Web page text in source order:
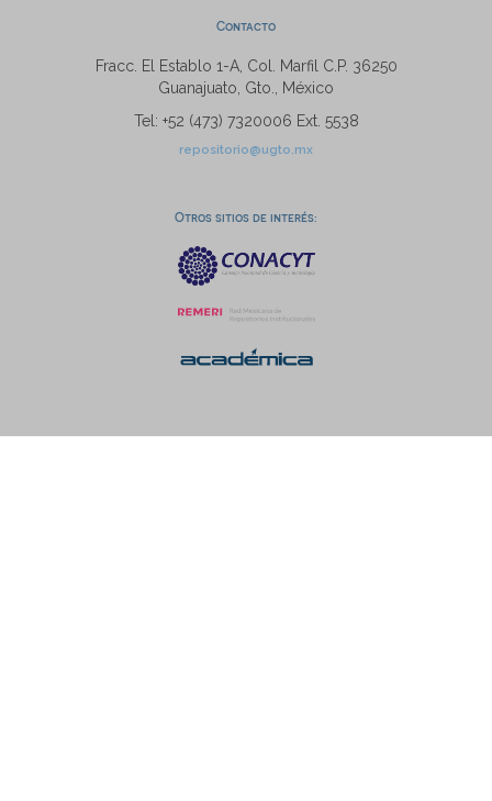
Contacto
Fracc. El Establo 1-A, Col. Marfil C.P. 36250
Guanajuato, Gto., México
Tel: +52 (473) 7320006 Ext. 5538
repositorio@ugto.mx
Otros sitios de interés: